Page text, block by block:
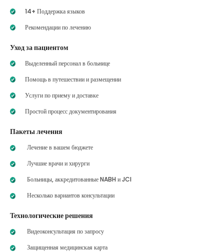
14+ Поддержка языков
Рекомендации по лечению
Уход за пациентом
Выделенный персонал в больнице
Помощь в путешествии и размещении
Услуги по приему и доставке
Простой процесс документирования
Пакеты лечения
Лечение в вашем бюджете
Лучшие врачи и хирурги
Больницы, аккредитованные NABH и JCI
Несколько вариантов консультации
Технологические решения
Видеоконсультация по запросу
Защищенная медицинская карта